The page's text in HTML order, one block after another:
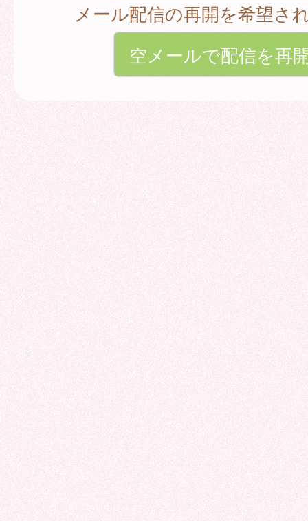
メール配信の再開を希望さ
空メールで配信を再